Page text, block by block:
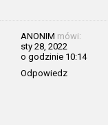
ANONIM mówi:
sty 28, 2022
o godzinie 10:14
Odpowiedz